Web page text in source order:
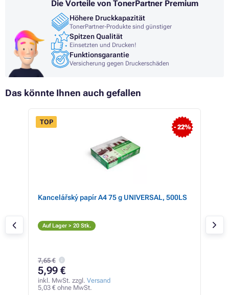
Die Vorteile von TonerPartner Premium
Höhere Druckkapazität
TonerPartner-Produkte sind günstiger
Spitzen Qualität
Einsetzten und Drucken!
Funktionsgarantie
Versicherung gegen Druckerschäden
Das könnte Ihnen auch gefallen
- 22%
TOP
Kancelářský papír A4 75 g UNIVERSAL, 500LS
Auf Lager > 20 Stk.
7,65 €
5,99 €
inkl. MwSt. zzgl. Versand
5,03 € ohne MwSt.